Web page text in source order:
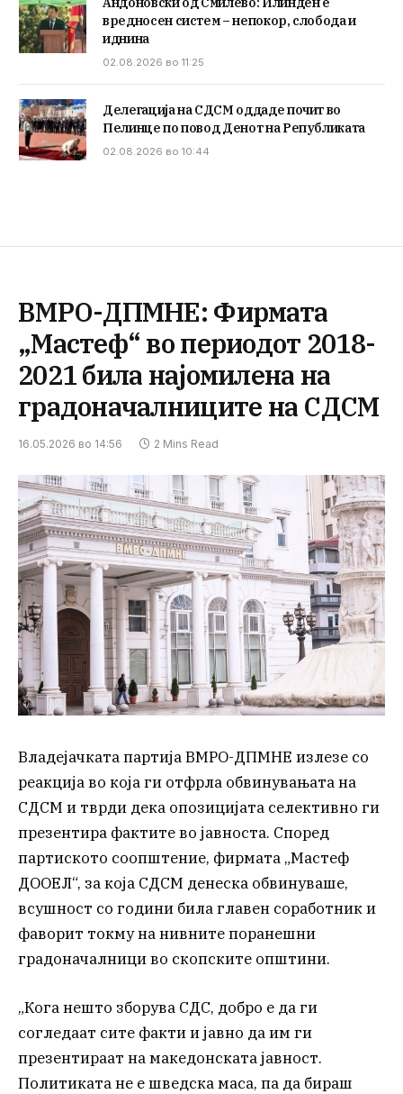
вредносен систем – непокор, слобода и
иднина
02.08.2026 во 11:25
Делегација на СДСМ оддаде почит во
Пелинце по повод Денот на Републиката
02.08.2026 во 10:44
ВМРО-ДПМНЕ: Фирмата
„Мастеф“ во периодот 2018-
2021 била најомилена на
градоначалниците на СДСМ
16.05.2026 во 14:56 2 Mins Read
Владејачката партија ВМРО-ДПМНЕ излезе со
реакција во која ги отфрла обвинувањата на
СДСМ и тврди дека опозицијата селективно ги
презентира фактите во јавноста. Според
партиското соопштение, фирмата „Мастеф
ДООЕЛ“, за која СДСМ денеска обвинуваше,
всушност со години била главен соработник и
фаворит токму на нивните поранешни
градоначалници во скопските општини.
„Кога нешто зборува СДС, добро е да ги
согледаат сите факти и јавно да им ги
презентираат на македонската јавност.
Политиката не е шведска маса, па да бираш